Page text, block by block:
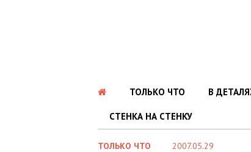
ТОЛЬКО ЧТО В
СТЕНКА НА СТЕНКУ
ТОЛЬКО ЧТО 2007.05.29